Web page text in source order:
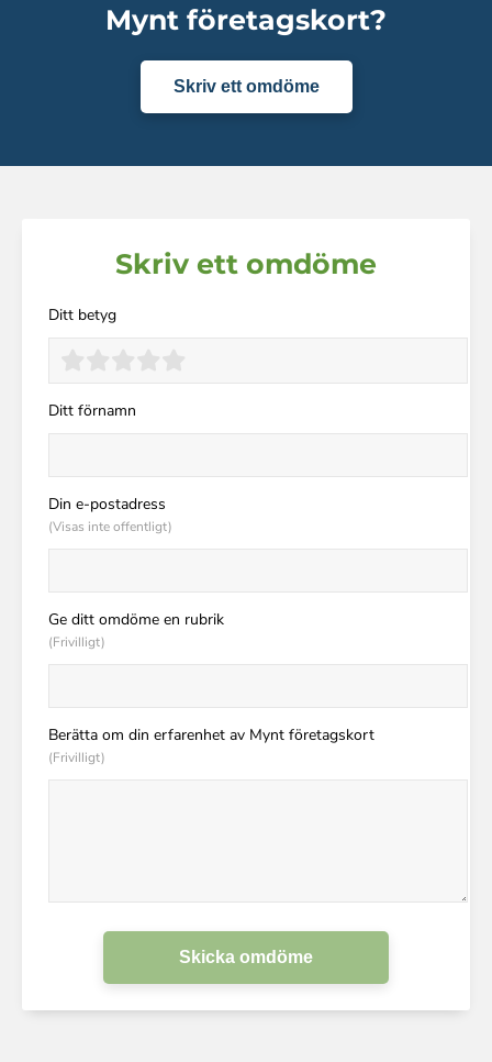
Mynt företagskort?
Skriv ett omdöme
Skriv ett omdöme
Ditt betyg
Ditt förnamn
Din e-postadress
(Visas inte offentligt)
Ge ditt omdöme en rubrik
(Frivilligt)
Berätta om din erfarenhet av Mynt företagskort
(Frivilligt)
Skicka omdöme